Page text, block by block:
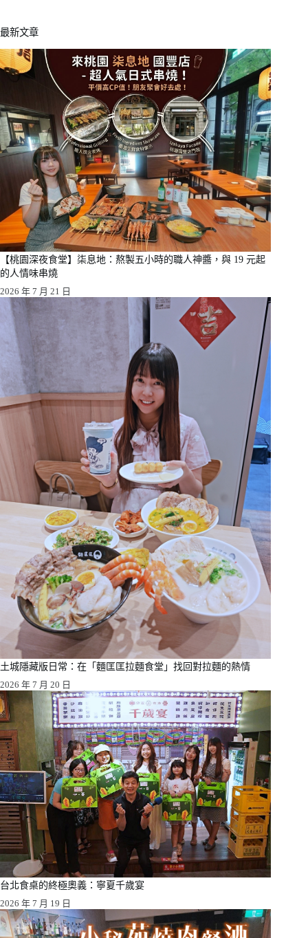
最新文章
【桃園深夜食堂】柒息地：熬製五小時的職人神醬，與 19 元起
的人情味串燒
2026 年 7 月 21 日
土城隱藏版日常：在「麵匡匡拉麵食堂」找回對拉麵的熱情
2026 年 7 月 20 日
台北食桌的終極奧義：寧夏千歲宴
2026 年 7 月 19 日